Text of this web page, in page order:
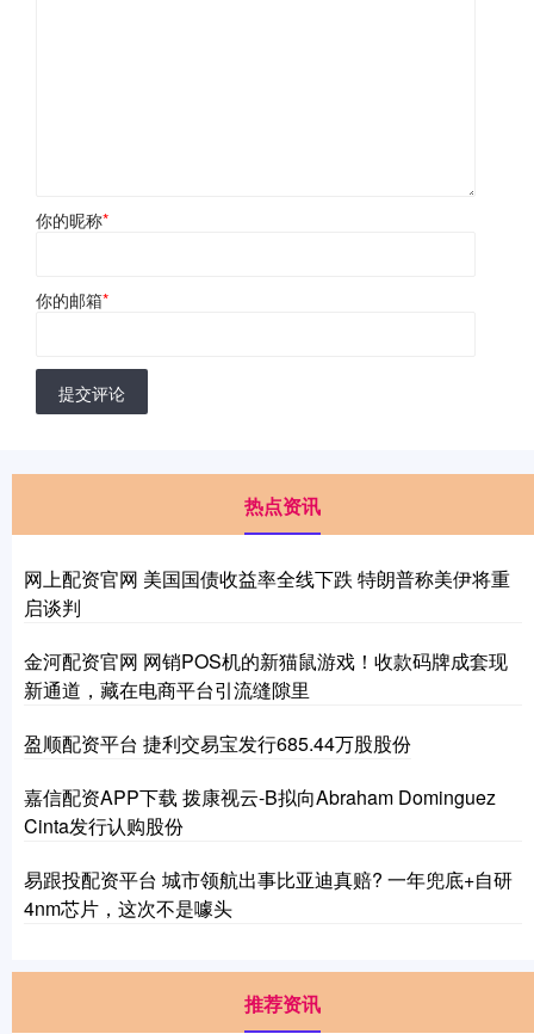
你的昵称*
你的邮箱*
提交评论
热点资讯
网上配资官网 美国国债收益率全线下跌 特朗普称美伊将重
启谈判
金河配资官网 网销POS机的新猫鼠游戏！收款码牌成套现
新通道，藏在电商平台引流缝隙里
盈顺配资平台 捷利交易宝发行685.44万股股份
嘉信配资APP下载 拨康视云-B拟向Abraham Dominguez
Cinta发行认购股份
易跟投配资平台 城市领航出事比亚迪真赔? 一年兜底+自研
4nm芯片，这次不是噱头
推荐资讯